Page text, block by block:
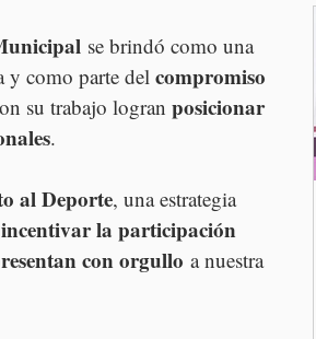
se brindó como una
y como parte del compromiso
su trabajo logran posicionar
.
al Deporte, una estrategia
incentivar la participación
con orgullo a nuestra